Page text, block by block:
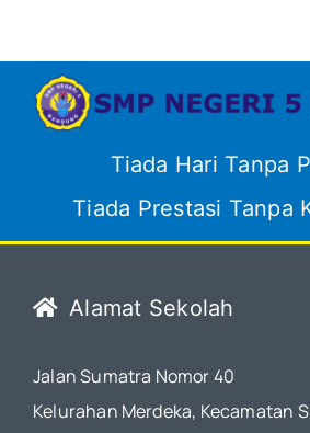
Tiada Hari Tanpa
Tiada Prestasi Tanpa
Alamat Sekolah
Jalan Sumatra Nomor 40
Kelurahan Merdeka, Kecamatan